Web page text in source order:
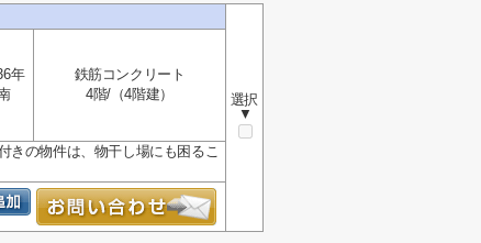
選択
▼
年
鉄筋コンクリート
4階/（4階建）
きの物件は、物干し場にも困るこ